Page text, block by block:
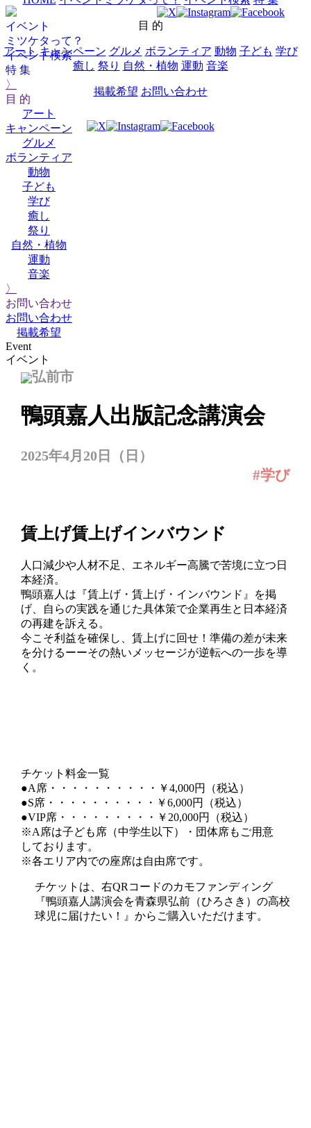
イベント
ミツケタって？
イベント検索
特 集
〉
目 的
アート
キャンペーン
グルメ
ボランティア
動物
子ども
学び
癒し
祭り
自然・植物
運動
音楽
〉
お問い合わせ
お問い合わせ
掲載希望
目 的
アート キャンペーン グルメ ボランティア 動物 子ども 学び
癒し 祭り 自然・植物 運動 音楽
掲載希望 お問い合わせ
Event
イベント
弘前市
鴨頭嘉人出版記念講演会
2025年4月20日（日）
#学び
賃上げ賃上げインバウンド
人口減少や人材不足、エネルギー高騰で苦境に立つ日
本経済。
鴨頭嘉人は『賃上げ・賃上げ・インバウンド』を掲
げ、自らの実践を通じた具体策で企業再生と日本経済
の再建を訴える。
今こそ利益を確保し、賃上げに回せ！準備の差が未来
を分けるーーその熱いメッセージが逆転への一歩を導
く。
チケット料金一覧
●A席・・・・・・・・・・￥4,000円（税込）
●S席・・・・・・・・・・￥6,000円（税込）
●VIP席・・・・・・・・・￥20,000円（税込）
※A席は子ども席（中学生以下）・団体席もご用意
しております。
※各エリア内での座席は自由席です。
チケットは、右QRコードのカモファンディング
『鴨頭嘉人講演会を青森県弘前（ひろさき）の高校
球児に届けたい！』からご購入いただけます。